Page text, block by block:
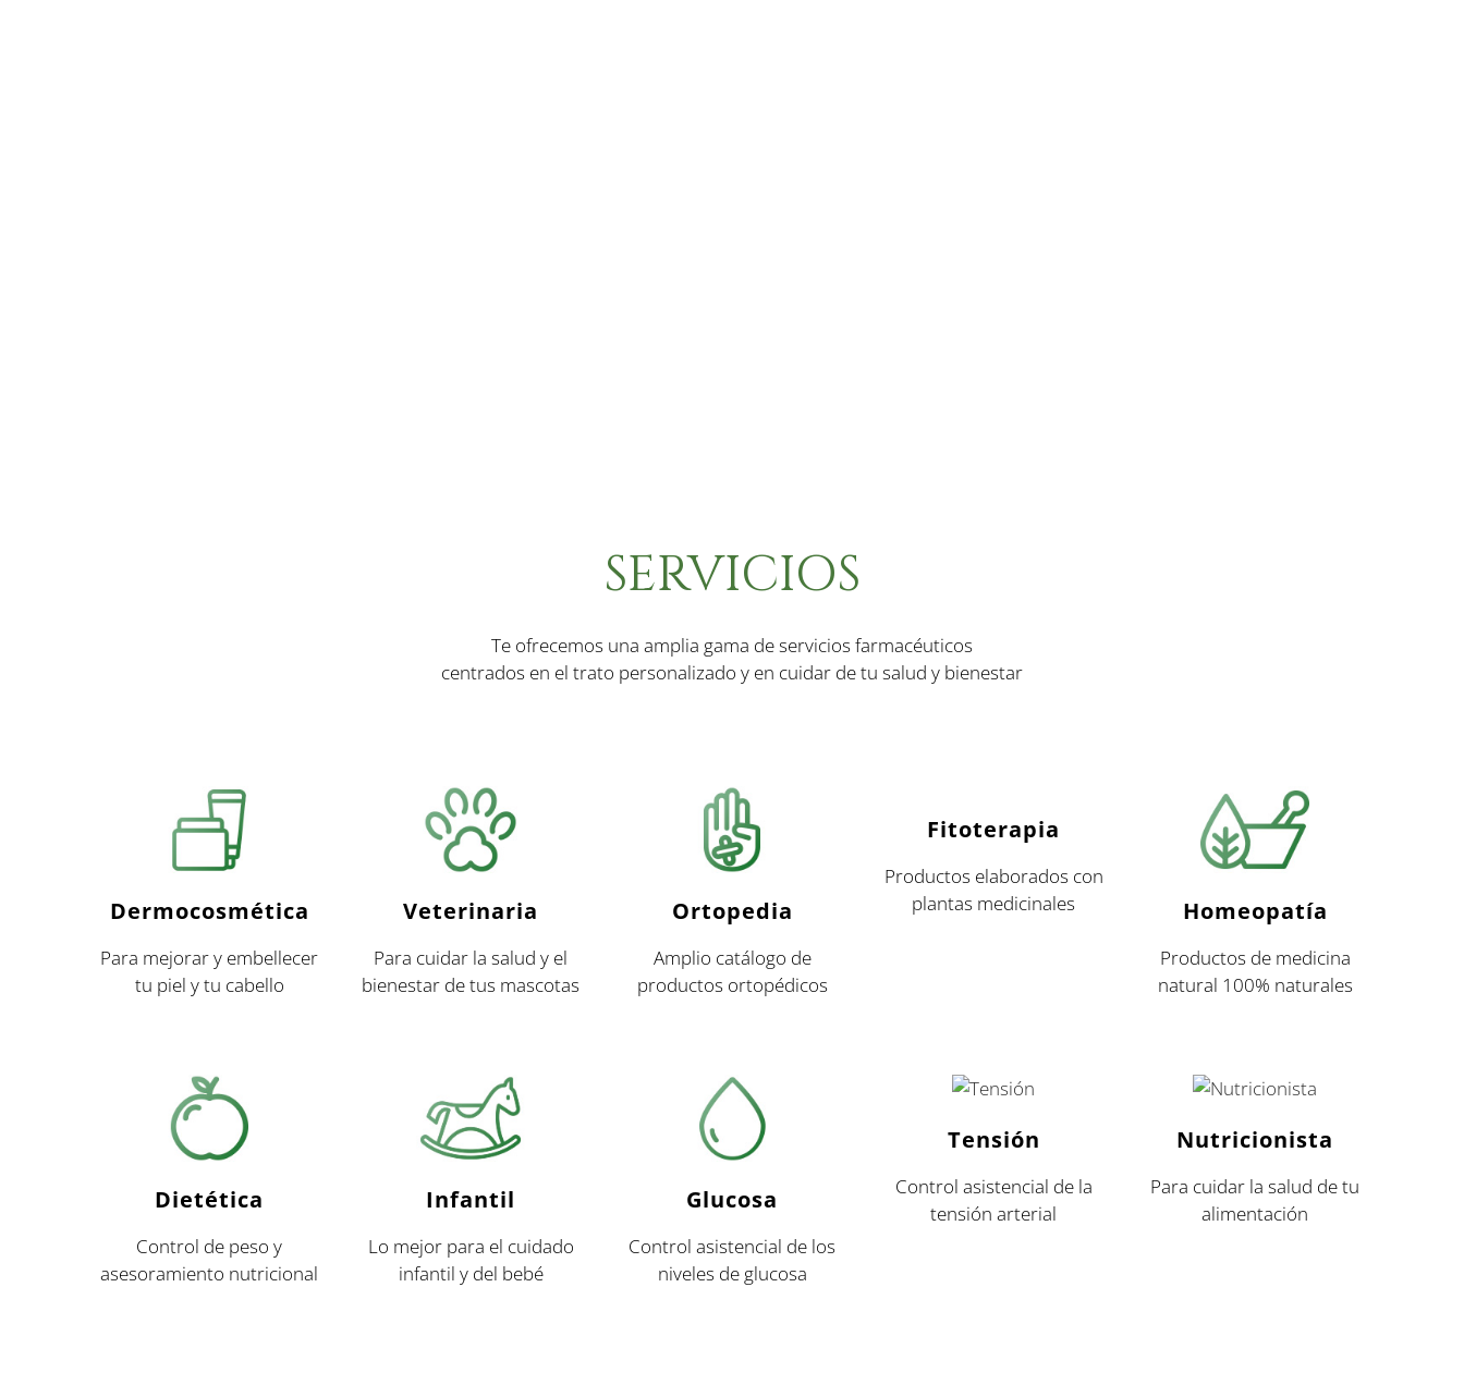
SERVICIOS
Te ofrecemos una amplia gama de servicios farmacéuticos
centrados en el trato personalizado y en cuidar de tu salud y bienestar
Dermocosmética
Para mejorar y embellecer
tu piel y tu cabello
Veterinaria
Para cuidar la salud y el
bienestar de tus mascotas
Ortopedia
Amplio catálogo de
productos ortopédicos
Fitoterapia
Productos elaborados con
plantas medicinales
Homeopatía
Productos de medicina
natural 100% naturales
Dietética
Control de peso y
asesoramiento nutricional
Infantil
Lo mejor para el cuidado
infantil y del bebé
Glucosa
Control asistencial de los
niveles de glucosa
Tensión
Control asistencial de la
tensión arterial
Nutricionista
Para cuidar la salud de tu
alimentación